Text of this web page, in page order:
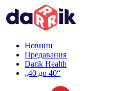
Новини
Предавания
Darik Health
„40 до 40“